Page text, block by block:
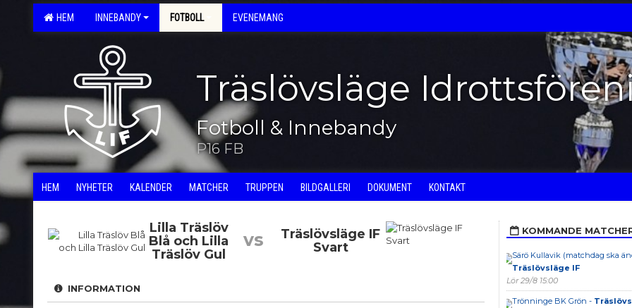
HEM INNEBANDY FOTBOLL EVENEMANG
Träslövsläge
Fotboll & Innebandy
P16 FB
HEM NYHETER KALENDER MATCHER TRUPPEN BILDGALLERI DOKUMENT KONTAKT
Lilla Träslöv
Blå och Lilla
Träslöv Gul
vs
Träslövsläge IF
Svart
INFORMATION
KOMMANDE
Särö Kullavik (matchdag ska
Träslövsläge IF
Lör 29/8 15:00
Trönninge BK Grön -